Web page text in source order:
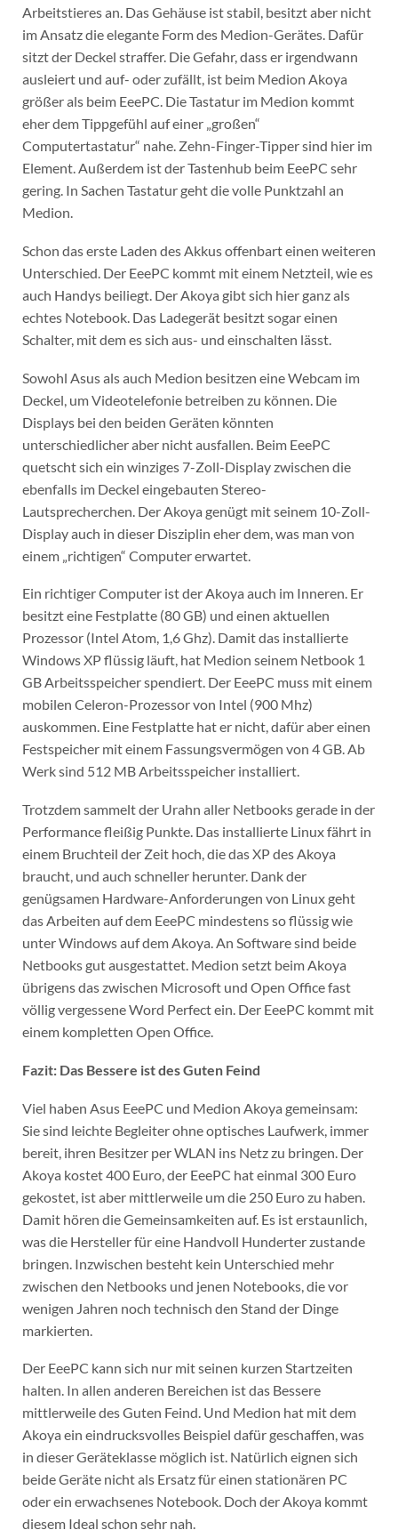
Arbeitstieres an. Das Gehäuse ist stabil, besitzt aber nicht
im Ansatz die elegante Form des Medion-Gerätes. Dafür
sitzt der Deckel straffer. Die Gefahr, dass er irgendwann
ausleiert und auf- oder zufällt, ist beim Medion Akoya
größer als beim EeePC. Die Tastatur im Medion kommt
eher dem Tippgefühl auf einer „großen“
Computertastatur“ nahe. Zehn-Finger-Tipper sind hier im
Element. Außerdem ist der Tastenhub beim EeePC sehr
gering. In Sachen Tastatur geht die volle Punktzahl an
Medion.
Schon das erste Laden des Akkus offenbart einen weiteren
Unterschied. Der EeePC kommt mit einem Netzteil, wie es
auch Handys beiliegt. Der Akoya gibt sich hier ganz als
echtes Notebook. Das Ladegerät besitzt sogar einen
Schalter, mit dem es sich aus- und einschalten lässt.
Sowohl Asus als auch Medion besitzen eine Webcam im
Deckel, um Videotelefonie betreiben zu können. Die
Displays bei den beiden Geräten könnten
unterschiedlicher aber nicht ausfallen. Beim EeePC
quetscht sich ein winziges 7-Zoll-Display zwischen die
ebenfalls im Deckel eingebauten Stereo-
Lautsprecherchen. Der Akoya genügt mit seinem 10-Zoll-
Display auch in dieser Disziplin eher dem, was man von
einem „richtigen“ Computer erwartet.
Ein richtiger Computer ist der Akoya auch im Inneren. Er
besitzt eine Festplatte (80 GB) und einen aktuellen
Prozessor (Intel Atom, 1,6 Ghz). Damit das installierte
Windows XP flüssig läuft, hat Medion seinem Netbook 1
GB Arbeitsspeicher spendiert. Der EeePC muss mit einem
mobilen Celeron-Prozessor von Intel (900 Mhz)
auskommen. Eine Festplatte hat er nicht, dafür aber einen
Festspeicher mit einem Fassungsvermögen von 4 GB. Ab
Werk sind 512 MB Arbeitsspeicher installiert.
Trotzdem sammelt der Urahn aller Netbooks gerade in der
Performance fleißig Punkte. Das installierte Linux fährt in
einem Bruchteil der Zeit hoch, die das XP des Akoya
braucht, und auch schneller herunter. Dank der
genügsamen Hardware-Anforderungen von Linux geht
das Arbeiten auf dem EeePC mindestens so flüssig wie
unter Windows auf dem Akoya. An Software sind beide
Netbooks gut ausgestattet. Medion setzt beim Akoya
übrigens das zwischen Microsoft und Open Office fast
völlig vergessene Word Perfect ein. Der EeePC kommt mit
einem kompletten Open Office.
Fazit: Das Bessere ist des Guten Feind
Viel haben Asus EeePC und Medion Akoya gemeinsam:
Sie sind leichte Begleiter ohne optisches Laufwerk, immer
bereit, ihren Besitzer per WLAN ins Netz zu bringen. Der
Akoya kostet 400 Euro, der EeePC hat einmal 300 Euro
gekostet, ist aber mittlerweile um die 250 Euro zu haben.
Damit hören die Gemeinsamkeiten auf. Es ist erstaunlich,
was die Hersteller für eine Handvoll Hunderter zustande
bringen. Inzwischen besteht kein Unterschied mehr
zwischen den Netbooks und jenen Notebooks, die vor
wenigen Jahren noch technisch den Stand der Dinge
markierten.
Der EeePC kann sich nur mit seinen kurzen Startzeiten
halten. In allen anderen Bereichen ist das Bessere
mittlerweile des Guten Feind. Und Medion hat mit dem
Akoya ein eindrucksvolles Beispiel dafür geschaffen, was
in dieser Geräteklasse möglich ist. Natürlich eignen sich
beide Geräte nicht als Ersatz für einen stationären PC
oder ein erwachsenes Notebook. Doch der Akoya kommt
diesem Ideal schon sehr nah.